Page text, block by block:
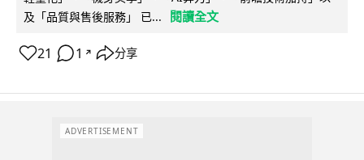
及「品質與售後服務」 已...
閱讀全文
21 1 ↗ 分享
ADVERTISEMENT